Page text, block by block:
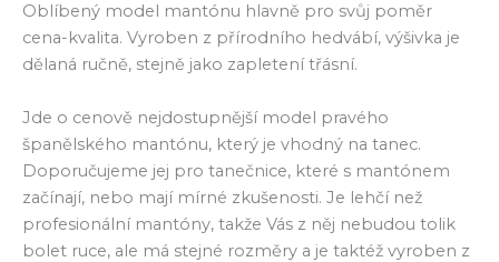
Oblíbený model mantónu hlavně pro svůj poměr
cena-kvalita. Vyroben z přírodního hedvábí, výšivka je
dělaná ručně, stejně jako zapletení třásní.
Jde o cenově nejdostupnější model pravého
španělského mantónu, který je vhodný na tanec.
Doporučujeme jej pro tanečnice, které s mantónem
začínají, nebo mají mírné zkušenosti. Je lehčí než
profesionální mantóny, takže Vás z něj nebudou tolik
bolet ruce, ale má stejné rozměry a je taktéž vyroben z